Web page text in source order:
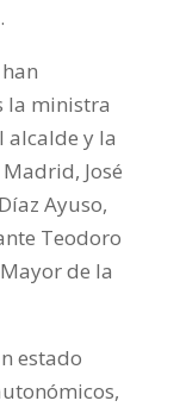
la ministra
alcalde y la
José
Ayuso,
Teodoro
de la
estado